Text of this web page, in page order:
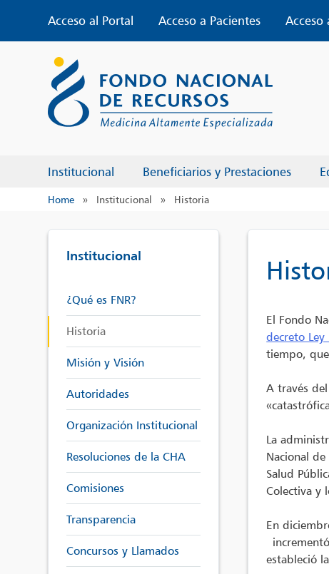
content
Acceso al Portal Acceso a Pacientes Acceso
Institucional Beneficiarios y Prestaciones
Home » Institucional » Historia
Institucional
¿Qué es FNR?
Historia
Misión y Visión
Autoridades
Organización Institucional
Resoluciones de la CHA
Comisiones
Transparencia
Concursos y Llamados
El Fondo
decreto Ley
tiempo,
A través
La
Nacional
Salud
Colectiva y
En
estableció